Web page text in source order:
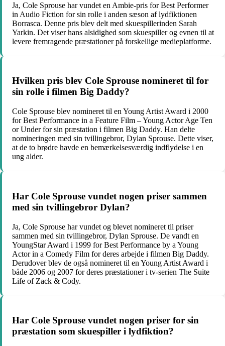
Ja, Cole Sprouse har vundet en Ambie-pris for Best Performer
in Audio Fiction for sin rolle i anden sæson af lydfiktionen
Borrasca. Denne pris blev delt med skuespillerinden Sarah
Yarkin. Det viser hans alsidighed som skuespiller og evnen til at
levere fremragende præstationer på forskellige medieplatforme.
Hvilken pris blev Cole Sprouse nomineret til for
sin rolle i filmen Big Daddy?
Cole Sprouse blev nomineret til en Young Artist Award i 2000
for Best Performance in a Feature Film – Young Actor Age Ten
or Under for sin præstation i filmen Big Daddy. Han delte
nomineringen med sin tvillingebror, Dylan Sprouse. Dette viser,
at de to brødre havde en bemærkelsesværdig indflydelse i en
ung alder.
Har Cole Sprouse vundet nogen priser sammen
med sin tvillingebror Dylan?
Ja, Cole Sprouse har vundet og blevet nomineret til priser
sammen med sin tvillingebror, Dylan Sprouse. De vandt en
YoungStar Award i 1999 for Best Performance by a Young
Actor in a Comedy Film for deres arbejde i filmen Big Daddy.
Derudover blev de også nomineret til en Young Artist Award i
både 2006 og 2007 for deres præstationer i tv-serien The Suite
Life of Zack & Cody.
Har Cole Sprouse vundet nogen priser for sin
præstation som skuespiller i lydfiktion?